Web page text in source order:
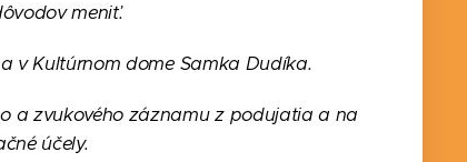
meniť.
v Kultúrnom dome Samka Dudíka.
a zvukového záznamu z podujatia a na
účely.